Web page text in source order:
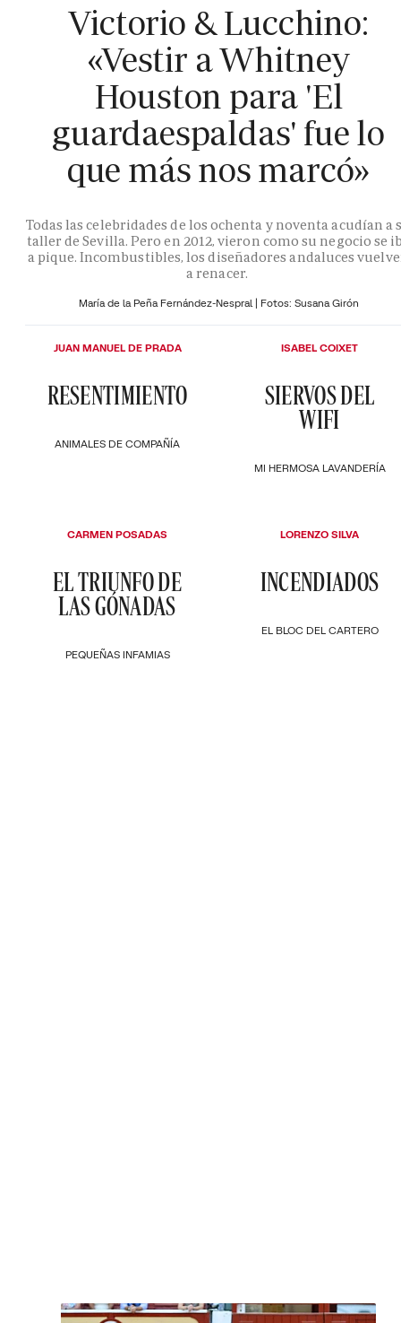
Victorio & Lucchino:
«Vestir a Whitney
Houston para 'El
guardaespaldas' fue lo
que más nos marcó»
Todas las celebridades de los ochenta y noventa acudían a
taller de Sevilla. Pero en 2012, vieron como su negocio se
a pique. Incombustibles, los diseñadores andaluces
a renacer.
María de la Peña Fernández-Nespral | Fotos: Susana Girón
ANIMALES DE COMPAÑÍA
RESENTIMIENTO
JUAN MANUEL DE PRADA
MI HERMOSA LAVANDERÍA
SIERVOS DEL
WIFI
ISABEL COIXET
PEQUEÑAS INFAMIAS
EL TRIUNFO DE
LAS GÓNADAS
CARMEN POSADAS
EL BLOC DEL CARTERO
INCENDIADOS
LORENZO SILVA